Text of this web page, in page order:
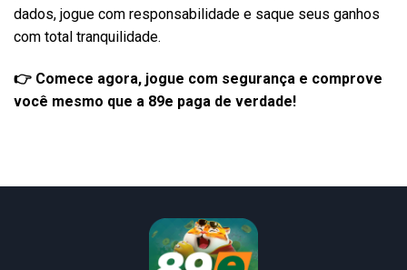
dados, jogue com responsabilidade e saque seus ganhos
com total tranquilidade.
👉 Comece agora, jogue com segurança e comprove
você mesmo que a 89e paga de verdade!